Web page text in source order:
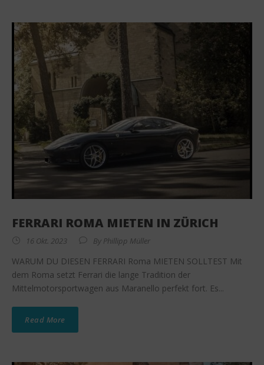
FERRARI ROMA MIETEN IN ZÜRICH
16 Okt. 2023 By Phillipp Müller
WARUM DU DIESEN FERRARI Roma MIETEN SOLLTEST Mit
dem Roma setzt Ferrari die lange Tradition der
Mittelmotorsportwagen aus Maranello perfekt fort. Es...
Read More